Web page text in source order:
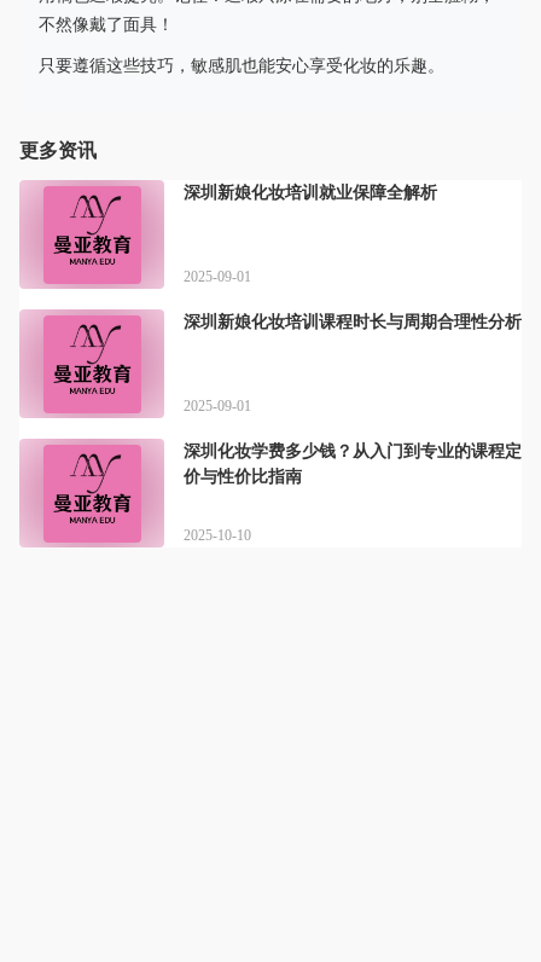
不然像戴了面具！
只要遵循这些技巧，敏感肌也能安心享受化妆的乐趣。
更多资讯
深圳新娘化妆培训就业保障全解析
2025-09-01
深圳新娘化妆培训课程时长与周期合理性分析
2025-09-01
深圳化妆学费多少钱？从入门到专业的课程定
价与性价比指南
2025-10-10